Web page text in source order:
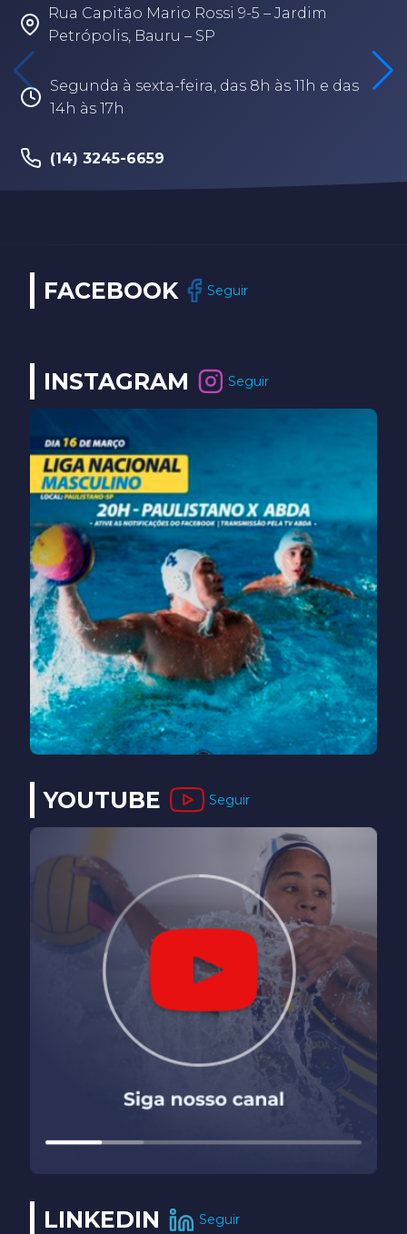
Rua Fabio Geraldo, 2-12 – Jardim Terra
Branca – Bauru/SP
Segunda à sexta-feira, das 8h às 17h30
FACEBOOK Seguir
INSTAGRAM Seguir
YOUTUBE Seguir
LINKEDIN Seguir